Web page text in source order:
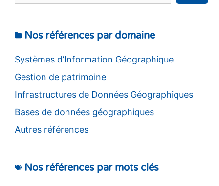
Nos références par domaine
Systèmes d’Information Géographique
Gestion de patrimoine
Infrastructures de Données Géographiques
Bases de données géographiques
Autres références
Nos références par mots clés